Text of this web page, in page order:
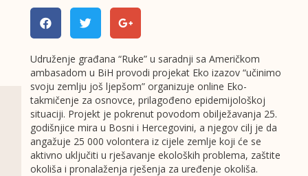
Udruženje građana “Ruke” u saradnji sa Američkom
ambasadom u BiH provodi projekat Eko izazov “učinimo
svoju zemlju još ljepšom” organizuje online Eko-
takmičenje za osnovce, prilagođeno epidemijološkoj
situaciji. Projekt je pokrenut povodom obilježavanja 25.
godišnjice mira u Bosni i Hercegovini, a njegov cilj je da
angažuje 25 000 volontera iz cijele zemlje koji će se
aktivno uključiti u rješavanje ekoloških problema, zaštite
okoliša i pronalaženja rješenja za uređenje okoliša.